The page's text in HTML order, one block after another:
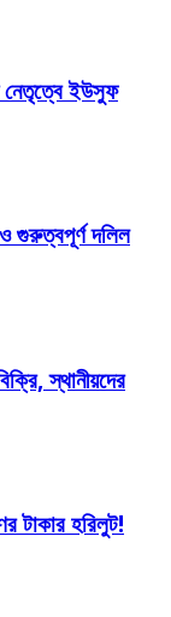
নেতৃত্বে ইউসুফ
গুরুত্বপূর্ণ দলিল
স্থানীয়দের
টাকার হরিলুট!